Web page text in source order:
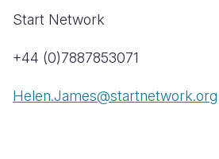
Start Network
+44 (0)7887853071
Helen.James@startnetwork.org